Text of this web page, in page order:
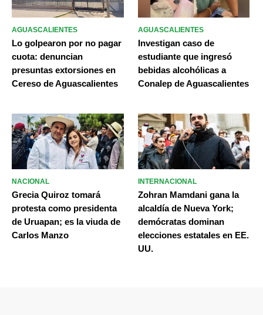
AGUASCALIENTES
Lo golpearon por no pagar
cuota: denuncian
presuntas extorsiones en
Cereso de Aguascalientes
AGUASCALIENTES
Investigan caso de
estudiante que ingresó
bebidas alcohólicas a
Conalep de Aguascalientes
NACIONAL
Grecia Quiroz tomará
protesta como presidenta
de Uruapan; es la viuda de
Carlos Manzo
INTERNACIONAL
Zohran Mamdani gana la
alcaldía de Nueva York;
demócratas dominan
elecciones estatales en EE.
UU.